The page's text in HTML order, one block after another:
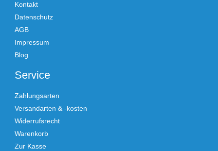
Kontakt
Datenschutz
AGB
Impressum
Blog
Service
Zahlungsarten
Versandarten & -kosten
Widerrufsrecht
Warenkorb
Zur Kasse